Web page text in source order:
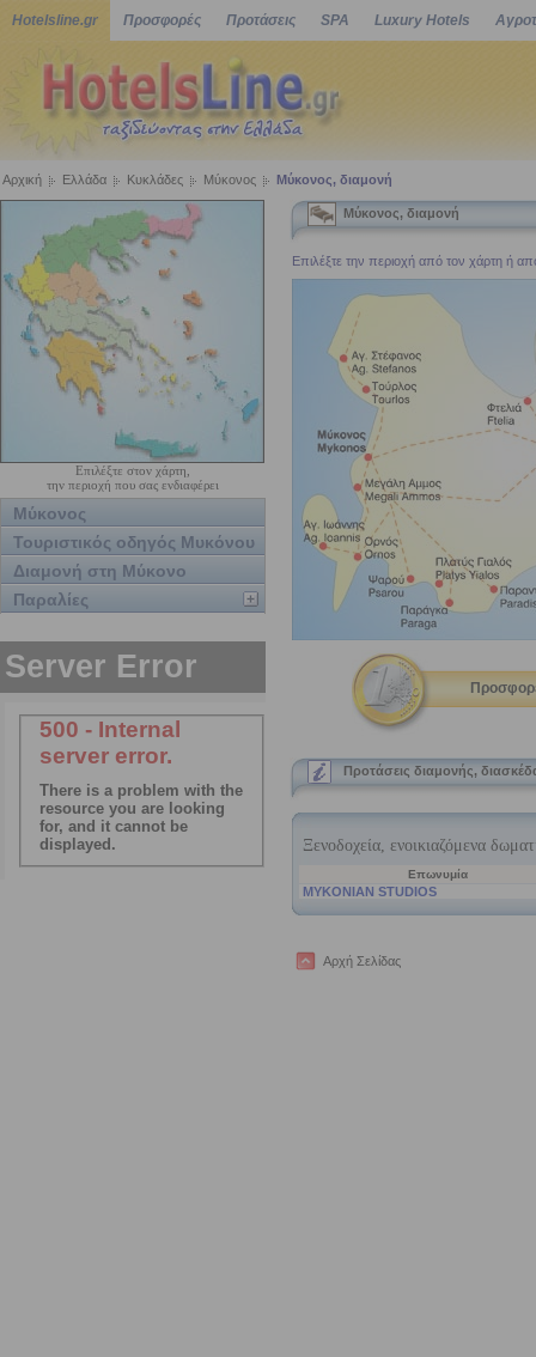
Hotelsline.gr Προσφορές Προτάσεις SPA Luxury Hotels
Αρχική Ελλάδα Κυκλάδες Μύκονος Μύκονος, διαμονή
Επιλέξτε στον χάρτη,
την περιοχή που σας ενδιαφέρει
Μύκονος
Τουριστικός οδηγός Μυκόνου
Διαμονή στη Μύκονο
Παραλίες
Μύκονος, διαμονή
Επιλέξτε την περιοχή από τον χάρτη ή
Προτάσεις διαμονής,
Αρχή Σελίδας